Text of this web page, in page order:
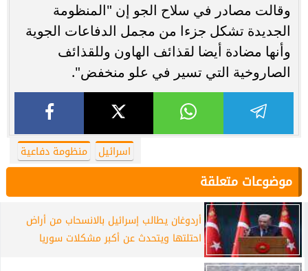
وقالت مصادر في سلاح الجو إن "المنظومة
الجديدة تشكل جزءا من مجمل الدفاعات الجوية
وأنها مضادة أيضا لقذائف الهاون وللقذائف
الصاروخية التي تسير في علو منخفض".
اسرائيل منظومة دفاعية
موضوعات متعلقة
أردوغان يطالب إسرائيل بالانسحاب من أراض
احتلتها ويتحدث عن أكبر مشكلات سوريا